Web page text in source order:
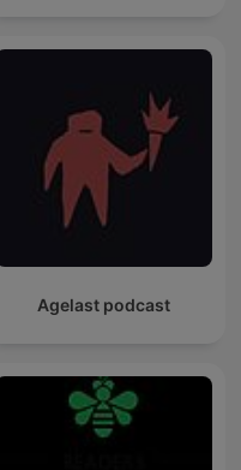
Agelast podcast